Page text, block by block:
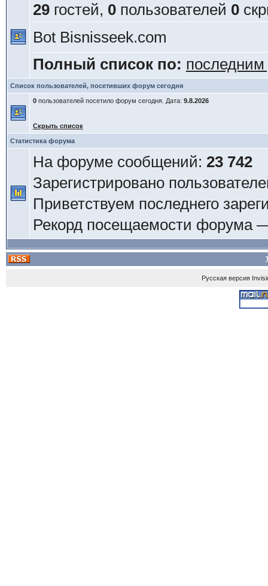
29гостей, 0пользователей 0
Bot Bisnisseek.com
Полный список по:
Список пользователей, посетивших форум сегодня
0пользователей посетило форум сегодня. Дата: 9.8.2026
Скрыть список
Статистика форума
На форуме сообщений: 23 742
Зарегистрировано
Приветствуем последнего
Рекорд посещаемости форума
Русская версия